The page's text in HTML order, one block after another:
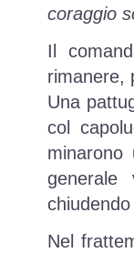
coraggio
Il
rimanere,
Una
col
generale
Nel